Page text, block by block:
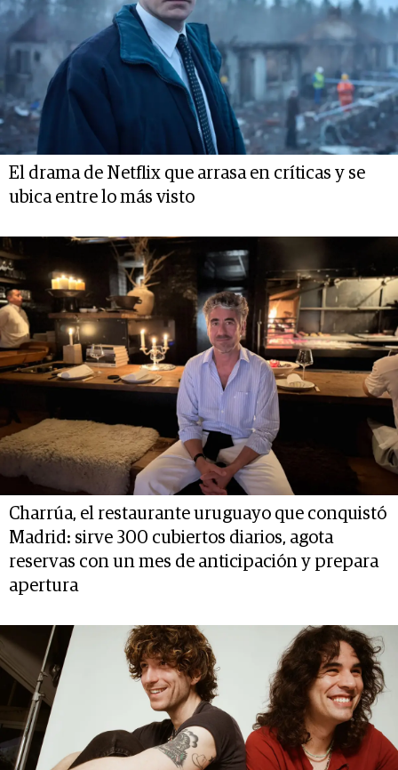
El drama de Netflix que arrasa en críticas y se
ubica entre lo más visto
Charrúa, el restaurante uruguayo que conquistó
Madrid: sirve 300 cubiertos diarios, agota
reservas con un mes de anticipación y prepara
apertura